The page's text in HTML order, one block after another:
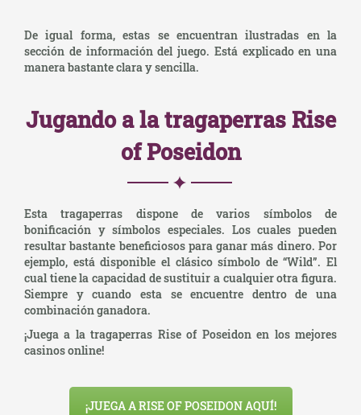
De igual forma, estas se encuentran ilustradas en la
sección de información del juego. Está explicado en una
manera bastante clara y sencilla.
Jugando a la tragaperras Rise
of Poseidon
Esta tragaperras dispone de varios símbolos de
bonificación y símbolos especiales. Los cuales pueden
resultar bastante beneficiosos para ganar más dinero. Por
ejemplo, está disponible el clásico símbolo de “Wild”. El
cual tiene la capacidad de sustituir a cualquier otra figura.
Siempre y cuando esta se encuentre dentro de una
combinación ganadora.
¡Juega a la tragaperras Rise of Poseidon en los mejores
casinos online!
¡JUEGA A RISE OF POSEIDON AQUÍ!